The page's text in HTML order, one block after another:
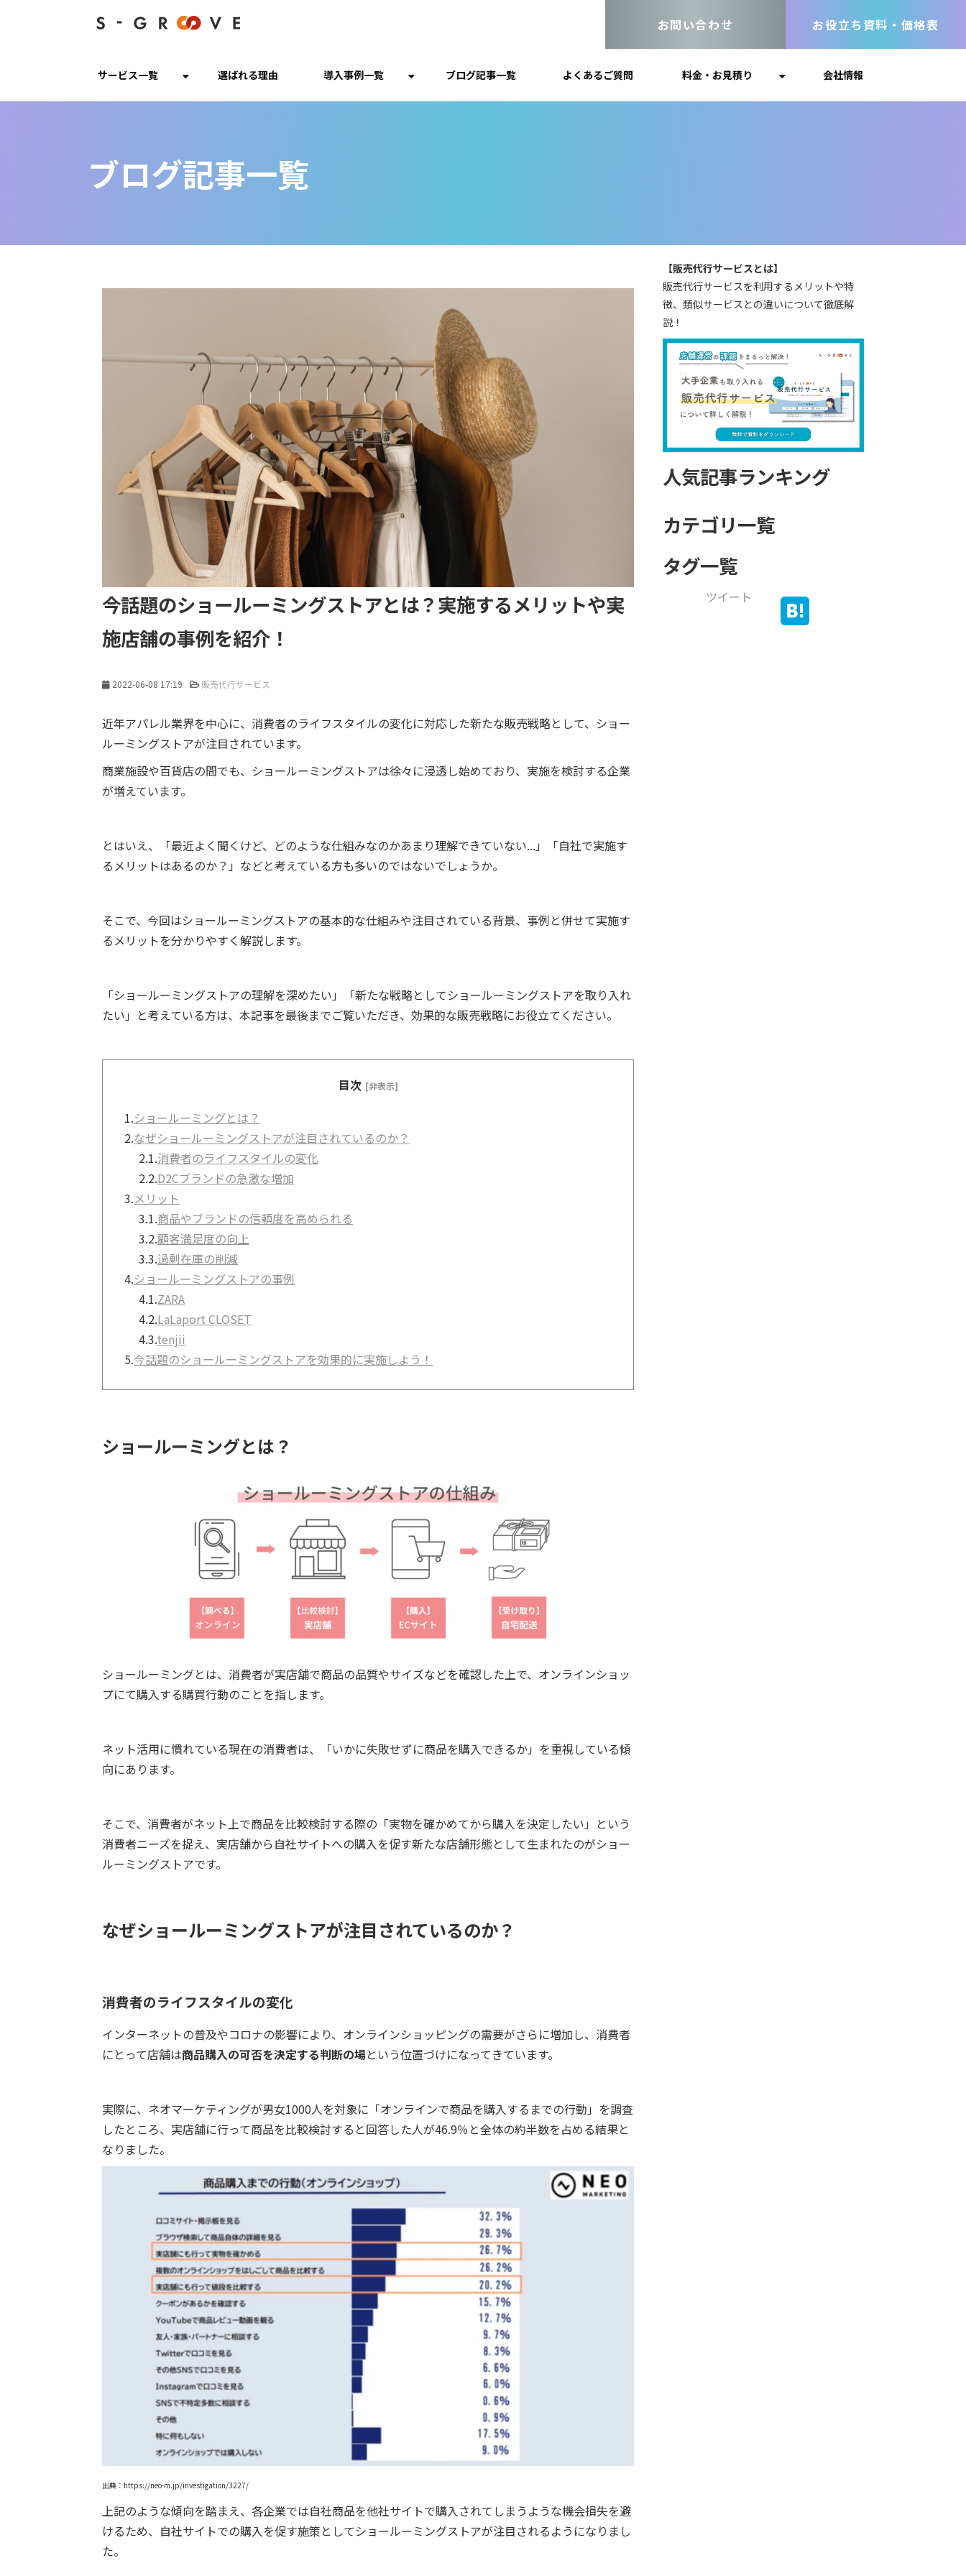
お問い合わせ お役立ち資料・価格表
サービス一覧 選ばれる理由 導入事例一覧 ブログ記事一覧 よくあるご質問 料金・お見積り 会社情報
ブログ記事一覧
今話題のショールーミングストアとは？実施するメリットや実
施店舗の事例を紹介！
2022-06-08 17:19 販売代行サービス
近年アパレル業界を中心に、消費者のライフスタイルの変化に対応した新たな販売戦略として、ショー
ルーミングストアが注目されています。
商業施設や百貨店の間でも、ショールーミングストアは徐々に浸透し始めており、実施を検討する企業
が増えています。
とはいえ、「最近よく聞くけど、どのような仕組みなのかあまり理解できていない...」「自社で実施す
るメリットはあるのか？」などと考えている方も多いのではないでしょうか。
そこで、今回はショールーミングストアの基本的な仕組みや注目されている背景、事例と併せて実施す
るメリットを分かりやすく解説します。
「ショールーミングストアの理解を深めたい」「新たな戦略としてショールーミングストアを取り入れ
たい」と考えている方は、本記事を最後までご覧いただき、効果的な販売戦略にお役立てください。
目次 [非表示]
1.ショールーミングとは？
2.なぜショールーミングストアが注目されているのか？
2.1.消費者のライフスタイルの変化
2.2.D2Cブランドの急激な増加
3.メリット
3.1.商品やブランドの信頼度を高められる
3.2.顧客満足度の向上
3.3.過剰在庫の削減
4.ショールーミングストアの事例
4.1.ZARA
4.2.LaLaport CLOSET
4.3.tenjii
5.今話題のショールーミングストアを効果的に実施しよう！
ショールーミングとは？
ショールーミングとは、消費者が実店舗で商品の品質やサイズなどを確認した上で、オンラインショッ
プにて購入する購買行動のことを指します。
ネット活用に慣れている現在の消費者は、「いかに失敗せずに商品を購入できるか」を重視している傾
向にあります。
そこで、消費者がネット上で商品を比較検討する際の「実物を確かめてから購入を決定したい」という
消費者ニーズを捉え、実店舗から自社サイトへの購入を促す新たな店舗形態として生まれたのがショー
ルーミングストアです。
なぜショールーミングストアが注目されているのか？
消費者のライフスタイルの変化
インターネットの普及やコロナの影響により、オンラインショッピングの需要がさらに増加し、消費者
にとって店舗は商品購入の可否を決定する判断の場という位置づけになってきています。
実際に、ネオマーケティングが男女1000人を対象に「オンラインで商品を購入するまでの行動」を調査
したところ、実店舗に行って商品を比較検討すると回答した人が46.9％と全体の約半数を占める結果と
なりました。
出典：https://neo-m.jp/investigation/3227/
上記のような傾向を踏まえ、各企業では自社商品を他社サイトで購入されてしまうような機会損失を避
けるため、自社サイトでの購入を促す施策としてショールーミングストアが注目されるようになりまし
た。
【販売代行サービスとは】
販売代行サービスを利用するメリットや特
徴、類似サービスとの違いについて徹底解
説！
人気記事ランキング
カテゴリ一覧
タグ一覧
ツイート